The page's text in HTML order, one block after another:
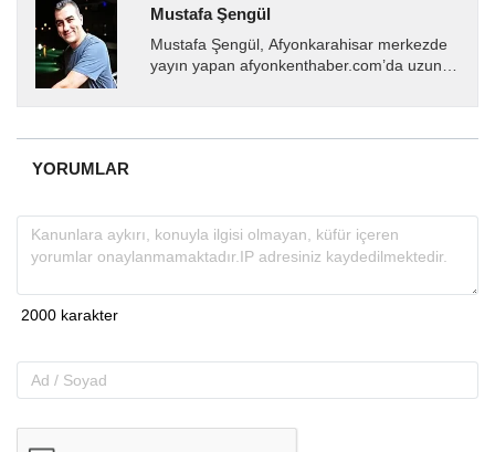
Mustafa Şengül
Mustafa Şengül, Afyonkarahisar merkezde
yayın yapan afyonkenthaber.com’da uzun
almakta, haber akışı...
YORUMLAR